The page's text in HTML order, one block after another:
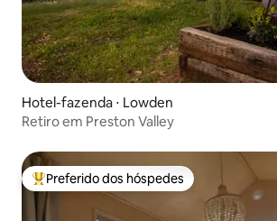
Hotel-fazenda ⋅ Lowden
Retiro em Preston Valley
Entre os melhores preferidos dos hóspedes
Preferido dos hóspedes